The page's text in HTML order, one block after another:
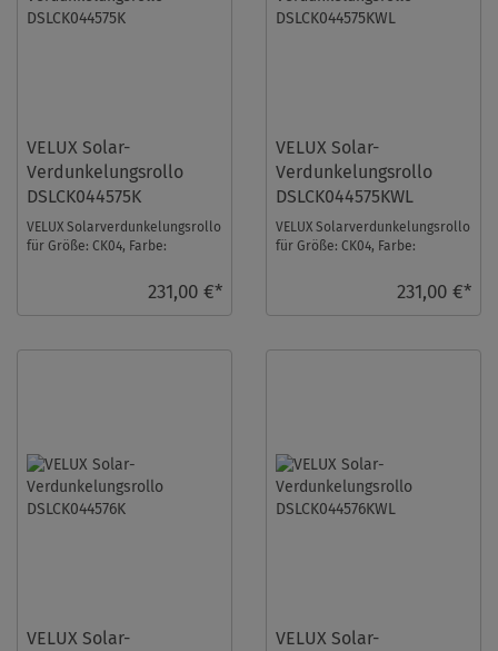
VELUX Solar-
Verdunkelungsrollo
DSLCK044575K
VELUX Solarverdunkelungsrollo
für Größe: CK04, Farbe:
Schiene, io-homec ...231,00 €*
VELUX Solar-
Verdunkelungsrollo
DSLCK044575KWL
VELUX Solarverdunkelungsrollo
für Größe: CK04, Farbe:
231,00 €*
VELUX Solar-
VELUX Solar-